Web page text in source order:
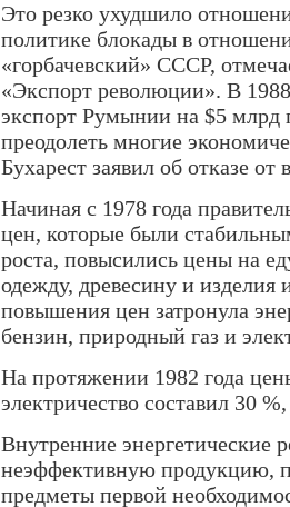
Это резко ухудшило
политике блокады в
«горбачевский» СССР,
«Экспорт революции». В
экспорт Румынии на $5 млрд
преодолеть многие
Бухарест заявил об отказе
Начиная с 1978 года
цен, которые были
роста, повысились цены на
одежду, древесину и изделия
повышения цен затронула
бензин, природный газ и
На протяжении 1982 года
электричество составил 30
Внутренние энергетические
неэффективную продукцию,
предметы первой